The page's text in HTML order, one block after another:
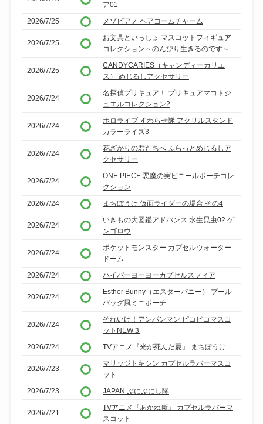
ア01
2026/7/25
メゾピアノ ヘアコームチャーム
2026/7/25
お文具といっしょ マスコットフィギュア
コレクション～のんびり生きるのです～
2026/7/25
CANDYCARIES（キャンディーカリエ
ス） めじるしアクセサリー
2026/7/24
名探偵プリキュア！ プリキュアマコトジ
ュエルコレクション2
2026/7/24
ホロライブ すわらせ隊 アクリルスタンド
カラーライズ3
2026/7/24
花ざかりの君たちへ ふらっとめじるしア
クセサリー
2026/7/24
ONE PIECE 悪魔の実ビニールポーチコレ
クション
2026/7/24
まちぼうけ 仮面ライダーの場合 その4
2026/7/24
いきもの大図鑑アドバンス 水生昆虫02 ゲ
ンゴロウ
2026/7/24
ポケットモンスター カプセルウォーター
ドーム
2026/7/24
ハイパーヨーヨーカプセルスフィア
2026/7/24
Esther Bunny（エスターバニー） プール
バッグ風ミニポーチ
2026/7/24
それいけ！アンパンマン ピコピコマスコ
ットNEW３
2026/7/24
TVアニメ『光が死んだ夏』 まちぼうけ
2026/7/23
マリッジトキシン カプセルラバーマスコ
ット
2026/7/23
JAPAN ぷにぷにし隊
2026/7/21
TVアニメ『あかね噺』 カプセルラバーマ
スコット